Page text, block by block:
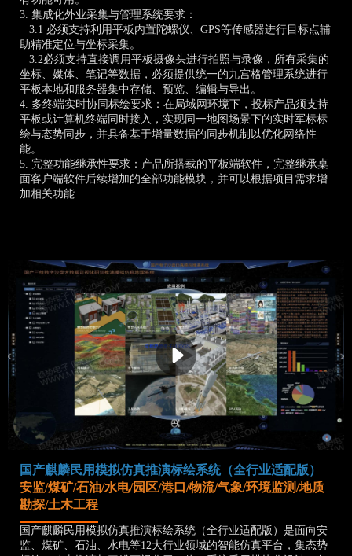
3. 集成化外业采集与管理系统要求：
3.1 必须支持利用平板内置陀螺仪、GPS等传感器进行目标点辅
助精准定位与坐标采集。
3.2必须支持直接调用平板摄像头进行拍照与录像，所有采集的
坐标、媒体、笔记等数据，必须提供统一的九宫格管理系统进行
平板本地和服务器集中存储、预览、编辑与导出。
4. 多终端实时协同标绘要求：在局域网环境下，投标产品须支持
平板或计算机终端同时接入，实现同一地图场景下的实时军标标
绘与态势同步，并具备基于增量数据的同步机制以优化网络性
能。
5. 完整功能继承性要求：产品所搭载的平板端软件，完整继承桌
面客户端软件后续增加的全部功能模块，并可以根据项目需求增
加相关功能
国产麒麟民用模拟仿真推演标绘系统（全行业适配版）
安监/煤矿/石油/水电/园区/港口/物流/气象/环境监测/地质
勘探/土木工程
国产麒麟民用模拟仿真推演标绘系统（全行业适配版）是面向安
监、煤矿、石油、水电等12大行业领域的智能仿真平台，集态势